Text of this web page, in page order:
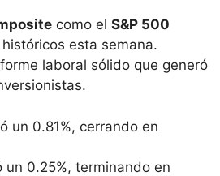
como el S&P 500
esta semana.
laboral sólido que generó
un 0.81%, cerrando en
un 0.25%, terminando en